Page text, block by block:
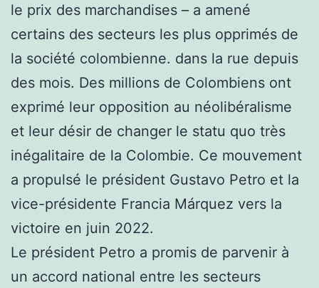
le prix des marchandises – a amené
certains des secteurs les plus opprimés de
la société colombienne. dans la rue depuis
des mois. Des millions de Colombiens ont
exprimé leur opposition au néolibéralisme
et leur désir de changer le statu quo très
inégalitaire de la Colombie. Ce mouvement
a propulsé le président Gustavo Petro et la
vice-présidente Francia Márquez vers la
victoire en juin 2022.
Le président Petro a promis de parvenir à
un accord national entre les secteurs